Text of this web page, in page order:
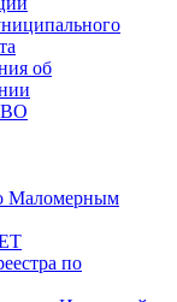
об
Маломерным
по